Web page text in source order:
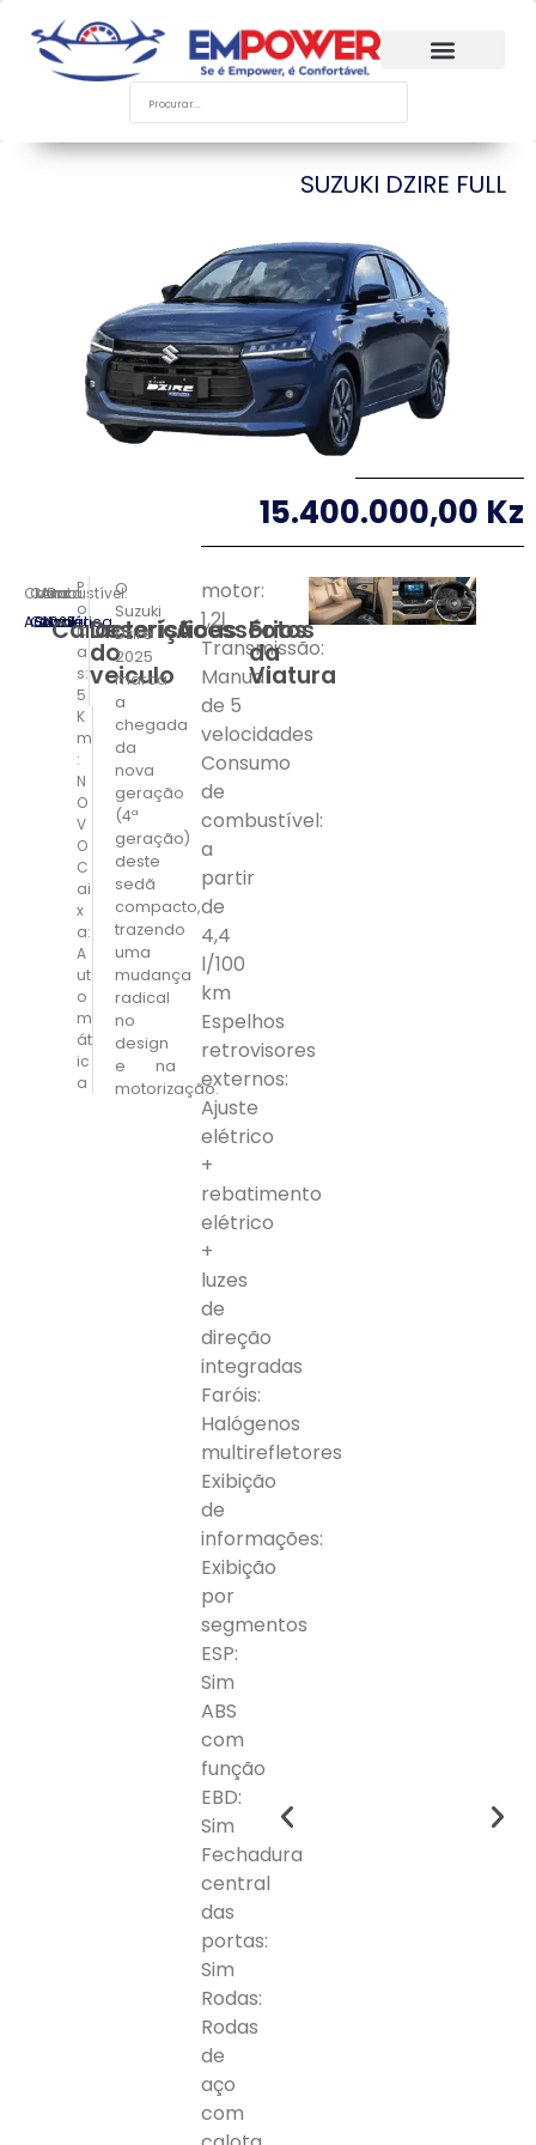
SUZUKI DZIRE FULL
15.400.000,00 Kz
Caixa:
Automática
Combustível:
Gasoleo
Marca:
Suzuki
Ano:
2025
Cor:
Azul
Características
P
o
rt
a
s:
5
K
m
:
N
O
V
O
C
ai
x
a:
A
ut
o
m
át
ic
a
Descrição
do
veiculo
O
Suzuki
Dzire
2025
marca
a
chegada
da
nova
geração
(4ª
geração)
deste
sedã
compacto,
trazendo
uma
mudança
radical
no
design
e na
motorização.
Acessórios
motor:
1,2ℓ
Transmissão:
Manual
de 5
velocidades
Consumo
de
combustível:
a
partir
de
4,4
l/100
km
Espelhos
retrovisores
externos:
Ajuste
elétrico
+
rebatimento
elétrico
+
luzes
de
direção
integradas
Faróis:
Halógenos
multirefletores
Exibição
de
informações:
Exibição
por
segmentos
ESP:
Sim
ABS
com
função
EBD:
Sim
Fechadura
central
das
portas:
Sim
Rodas:
Rodas
de
aço
com
Fotos
da
Viatura